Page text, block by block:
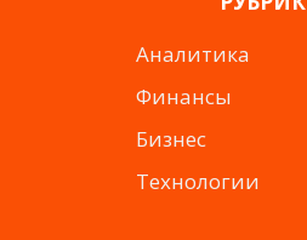
Аналитика
Финансы
Бизнес
Технологии